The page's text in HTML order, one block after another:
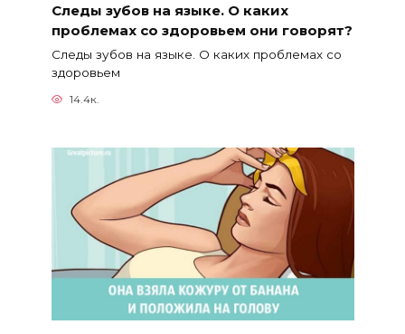
Следы зубов на языке. О каких
проблемах со здоровьем они говорят?
Следы зубов на языке. О каких проблемах со
здоровьем
14.4к.